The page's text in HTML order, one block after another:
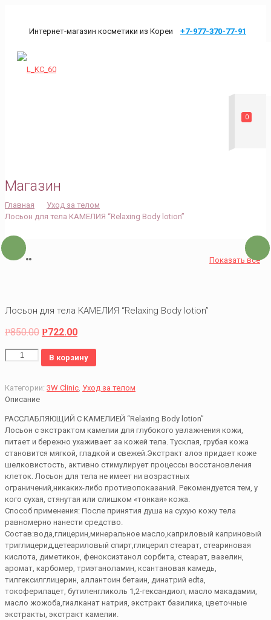
Интернет-магазин косметики из Кореи +7-977-370-77-91
mykoreaodin@mail.ru
0
Магазин
Главная
Уход за телом
Лосьон для тела КАМЕЛИЯ “Relaxing Body lotion”
Показать все
Лосьон для тела КАМЕЛИЯ “Relaxing Body lotion”
Р850.00 Р722.00
Количество В корзину
Категории: 3W Clinic Уход за телом
Описание
РАССЛАБЛЯЮЩИЙ С КАМЕЛИЕЙ “Relaxing Body lotion”
Лосьон с экстрактом камелии для глубокого увлажнения кожи,
питает и бережно ухаживает за кожей тела. Тусклая, грубая кожа
становится мягкой, гладкой и свежей.Экстракт алоэ придает коже
шелковистость, активно стимулирует процессы восстановления
клеток. Лосьон для тела не имеет ни возрастных
ограничений,никаких-либо противопоказаний. Рекомендуется тем, у
кого сухая, стянутая или слишком «тонкая» кожа.
Способ применения: После принятия душа на сухую кожу тела
равномерно нанести средство.
Состав:вода,глицерин,минеральное масло,каприловый каприновый
триглицерид,цетеариловый спирт,глицерил стеарат, стеариновая
кислота, диметикон, феноксиэтанол сорбита, стеарат, вазелин,
аромат, карбомер, триэтаноламин, ксантановая камедь,
тилгексилглицерин, аллантоин бетаин, динатрий edta,
токоферилацет, бутиленгликоль 1,2-гександиол, масло макадамии,
масло жожоба,гиалканат натрия, экстракт базилика, цветочные
экстракты, экстракт камелии.